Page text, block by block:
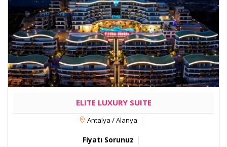
ELITE LUXURY SUITE
Antalya / Alanya
Fiyatı Sorunuz